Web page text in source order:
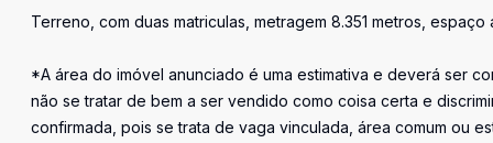
Terreno, com duas matriculas, metragem 8.351 metros,
*A área do imóvel anunciado é uma estimativa e deverá ser
não se tratar de bem a ser vendido como coisa certa e
confirmada, pois se trata de vaga vinculada, área comum ou